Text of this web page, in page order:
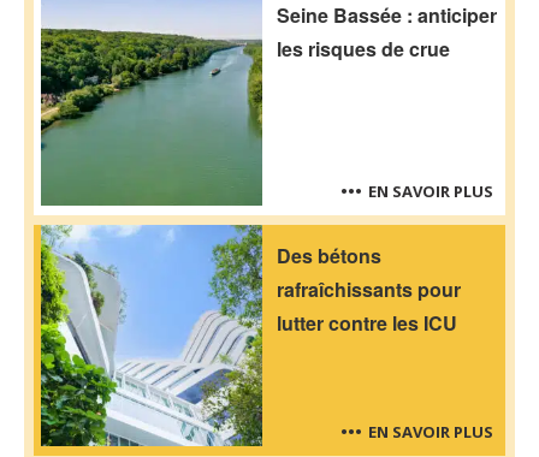
Seine Bassée : anticiper
les risques de crue
EN SAVOIR PLUS
Des bétons
rafraîchissants pour
lutter contre les ICU
EN SAVOIR PLUS